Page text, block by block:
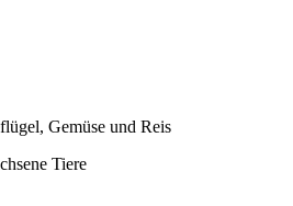
Gemüse und Reis
Tiere